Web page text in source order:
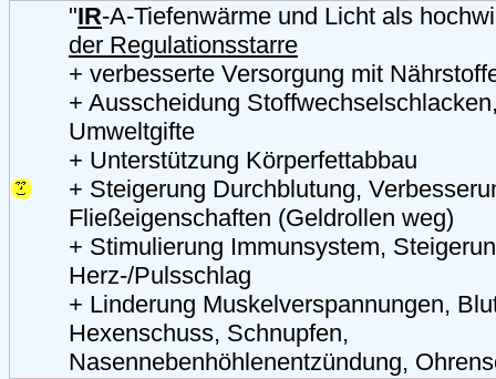
"IR-A-Tiefenwärme und Licht als
der Regulationsstarre
+ verbesserte Versorgung mit
+ Ausscheidung
Umweltgifte
+ Unterstützung Körperfettabbau
+ Steigerung Durchblutung,
Fließeigenschaften (Geldrollen weg)
+ Stimulierung Immunsystem,
Herz-/Pulsschlag
+ Linderung Muskelverspannungen,
Hexenschuss, Schnupfen,
Nasennebenhöhlenentzündung,